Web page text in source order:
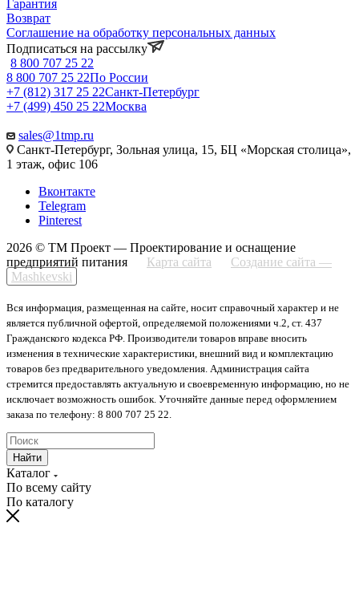
Гарантия
Возврат
Соглашение на обработку персональных данных
Подписаться на рассылку
8 800 707 25 22
8 800 707 25 22По России
+7 (812) 317 25 22Санкт-Петербург
+7 (499) 450 25 22Москва
sales@1tmp.ru
Санкт-Петербург, Зольная улица, 15, БЦ «Морская столица»,
1 этаж, офис 106
Вконтакте
Telegram
Pinterest
2026 © ТМ Проект — Проектирование и оснащение
предприятий питания
Карта сайта
Создание сайта —
Mashkevski
Вся информация, размещенная на сайте, носит справочный характер и не
является публичной офертой, определяемой положениями ч.2, ст. 437
Гражданского кодекса РФ. Производители товаров вправе вносить
изменения в технические характеристики, внешний вид и комплектацию
товаров без предварительного уведомления. Администрация сайта
стремится предоставлять актуальную и своевременную информацию, но не
исключает возможность ошибок. Уточняйте данные перед оформлением
заказа по телефону: 8 800 707 25 22.
Найти
Каталог
По всему сайту
По каталогу